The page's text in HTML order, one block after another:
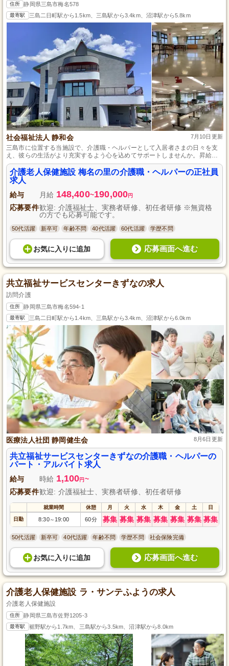
住所 静岡県三島市梅名578
最寄駅 三島二日町駅から1.5km、三島駅から3.4km、沼津駅から5.8km
社会福祉法人 静和会 7月10日更新
三島市に位置する当施設で、介護職・ヘルパーとして入居者さまの日々を支
え、彼らの生活がより充実するよう心を込めてサポートしませんか。昇給・
賞与、住宅手当や家族手当の支給といった充実した福利厚生のもと、年間休
日125日でプライベートも大切にしながら働けます。初任者研修以上の資格を
お持ちで、経験を活かして一緒に成長しましょう。
介護老人保健施設 梅名の里の介護職・ヘルパーの正社員
求人
給与 月給 148,400~190,000円
応募要件歓迎: 介護福祉士、実務者研修、初任者研修 ※無資格
の方でも応募可能です。
50代活躍 新卒可 年齢不問 40代活躍 60代活躍 学歴不問
お気に入り に追加 応募画面へ進む
共立福祉サービスセンターきずなの求人
訪問介護
住所 静岡県三島市梅名594-1
最寄駅 三島二日町駅から1.4km、三島駅から3.4km、沼津駅から6.0km
医療法人社団 静岡健生会 8月6日更新
共立福祉サービスセンターきずなの介護職・ヘルパーの
パート・アルバイト求人
給与 時給 1,100円 ~
応募要件歓迎: 介護福祉士、実務者研修、初任者研修
就業時間 休憩 月 火 水 木 金 土 日
日勤 8:30～ 19:00 60分 募集 募集 募集 募集 募集 募集 募集
50代活躍 新卒可 40代活躍 年齢不問 学歴不問 社会保険完備
お気に入り に追加 応募画面へ進む
介護老人保健施設 ラ・サンテふようの求人
介護老人保健施設
住所 静岡県三島市佐野1205-3
最寄駅 裾野駅から1.7km、三島駅から3.5km、沼津駅から8.0km